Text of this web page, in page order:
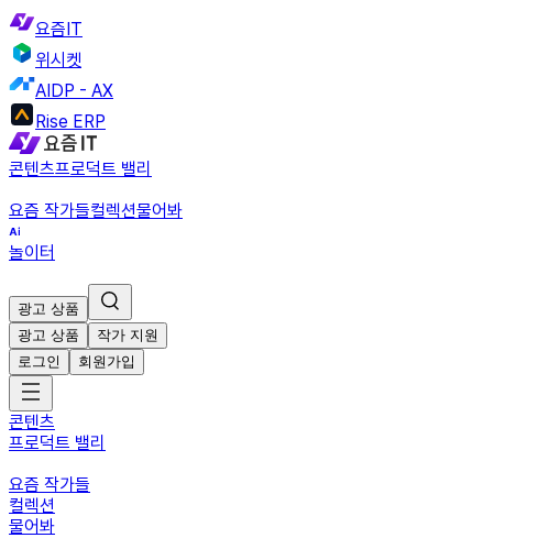
요즘IT
위시켓
AIDP - AX
Rise ERP
콘텐츠프로덕트 밸리
요즘 작가들컬렉션물어봐
놀이터
광고 상품
광고 상품
작가 지원
로그인
회원가입
콘텐츠
프로덕트 밸리
요즘 작가들
컬렉션
물어봐